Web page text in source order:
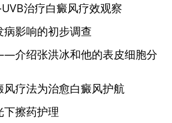
治疗白癜风疗效观察
影响的初步调查
介绍张洪冰和他的表皮细胞分
疗法为治愈白癜风护航
下擦药护理